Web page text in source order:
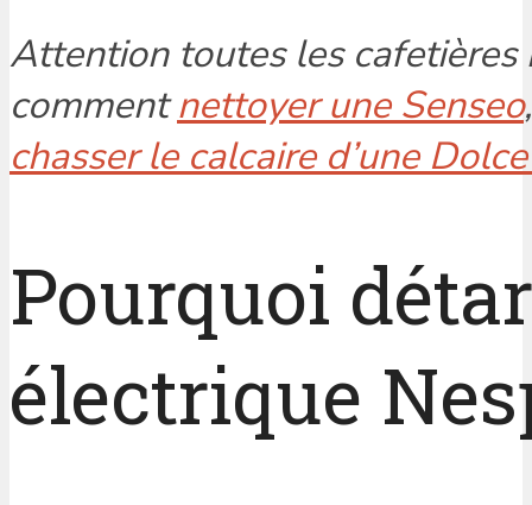
Attention toutes les cafetières
commentnettoyer une Senseo
chasser le calcaire d’une
Pourquoi
électrique